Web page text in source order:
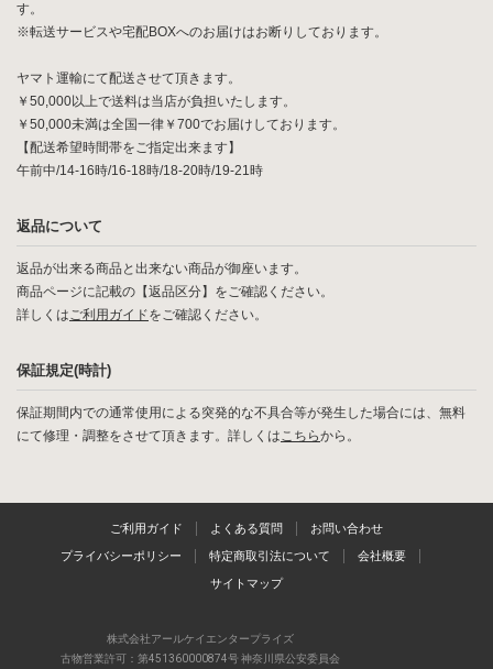
す。
※転送サービスや宅配BOXへのお届けはお断りしております。
ヤマト運輸にて配送させて頂きます。
￥50,000以上で送料は当店が負担いたします。
￥50,000未満は全国一律￥700でお届けしております。
【配送希望時間帯をご指定出来ます】
午前中/14-16時/16-18時/18-20時/19-21時
返品について
返品が出来る商品と出来ない商品が御座います。
商品ページに記載の【返品区分】をご確認ください。
詳しくはご利用ガイドをご確認ください。
保証規定(時計)
保証期間内での通常使用による突発的な不具合等が発生した場合には、無料
にて修理・調整をさせて頂きます。詳しくはこちらから。
ご利用ガイド よくある質問 お問い合わせ
プライバシーポリシー 特定商取引法について 会社概要
サイトマップ
株式会社アールケイエンタープライズ
古物営業許可：第451360000874号 神奈川県公安委員会